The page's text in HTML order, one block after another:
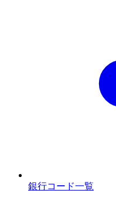
銀行コード一覧